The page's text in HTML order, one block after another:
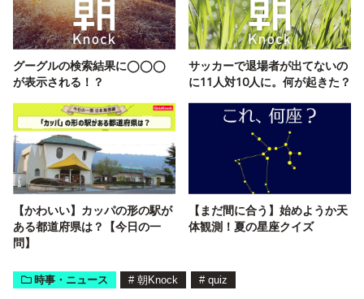
グーグルの検索結果に◯◯◯
が表示される！？
サッカーで退場者が出てないの
に11人対10人に。何が起きた？
【かわいい】カッパの形の駅が
ある都道府県は？【今日の一
問】
【まだ間に合う】始めようか天
体観測！夏の星座クイズ
時事・ニュース # 朝Knock # quiz